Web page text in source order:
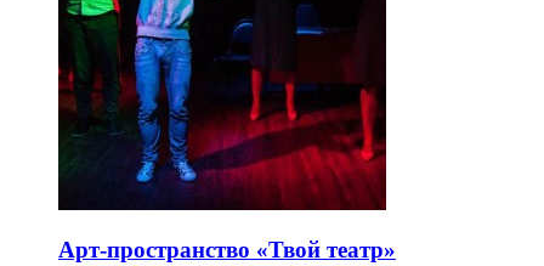
Арт-пространство «Твой театр»